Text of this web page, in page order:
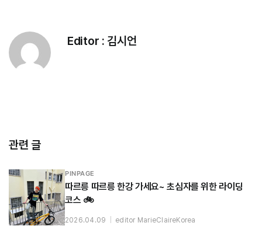
Editor : 김시언
관련 글
PINPAGE
따르릉 따르릉 한강 가세요~ 초심자를 위한 라이딩
코스 🚲
2026.04.09 editor MarieClaireKorea